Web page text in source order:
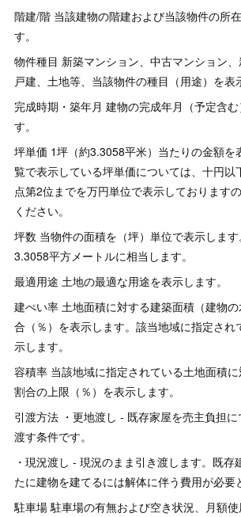
階建/階 当該建物の階建および当該物件の所
す。
物件種目 新築マンション、中古マンション
戸建、土地等、当該物件の種目（用途）を表
完成時期・築年月 建物の完成年月（予定含
す。
坪単価 1坪（約3.3058平米）当たりの金額を
覧で表示している坪単価については、十円以
点第2位までを万円単位で表示しております
ください。
坪数 当物件の面積を（坪）単位で表示しま
3.3058平方メートルに相当します。
最適用途 土地の最適な用途を表示します。
建ぺい率 土地面積に対する建築面積（建物
合（％）を表示します。該当地域に指定され
示します。
容積率 当該地域に指定されている土地面積
割合の上限（％）を表示します。
引渡方法 ・更地渡し - 既存家屋を売主負担
渡す条件です。
・現況渡し - 現況のまま引き渡します。既存
たに建物を建てるには解体に伴う費用が必要
駐車場 駐車場の有無および空き状況、月額